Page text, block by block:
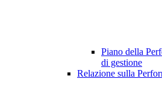
Piano della
di gestione
Relazione sulla